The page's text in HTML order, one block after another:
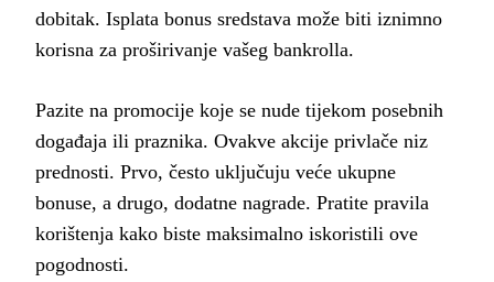
dobitak. Isplata bonus sredstava može biti iznimno
korisna za proširivanje vašeg bankrolla.
Pazite na promocije koje se nude tijekom posebnih
događaja ili praznika. Ovakve akcije privlače niz
prednosti. Prvo, često uključuju veće ukupne
bonuse, a drugo, dodatne nagrade. Pratite pravila
korištenja kako biste maksimalno iskoristili ove
pogodnosti.